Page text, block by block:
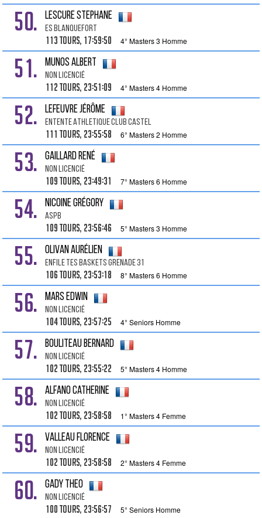
50. LESCURE Stephane
Es Blanquefort
113 tours, 17:59:50 4° Masters 3 Homme
51. MUNOS Albert
Non Licencié
112 tours, 23:51:09 4° Masters 4 Homme
52. LEFEUVRE Jérôme
Entente Athletique Club Castel
111 tours, 23:55:58 6° Masters 2 Homme
53. GAILLARD René
Non Licencié
109 tours, 23:49:31 7° Masters 6 Homme
54. NICOINE Grégory
ASPB
109 tours, 23:56:46 5° Masters 3 Homme
55. OLIVAN Aurélien
ENFILE TES BASKETS GRENADE 31
106 tours, 23:53:18 8° Masters 6 Homme
56. MARS Edwin
Non Licencié
104 tours, 23:57:25 4° Seniors Homme
57. BOULITEAU Bernard
Non Licencié
102 tours, 23:55:22 5° Masters 4 Homme
58. ALFANO Catherine
Non Licencié
102 tours, 23:58:58 1° Masters 4 Femme
59. VALLEAU Florence
Non Licencié
102 tours, 23:58:58 2° Masters 4 Femme
60. GADY Theo
Non Licencié
100 tours, 23:56:57 5° Seniors Homme